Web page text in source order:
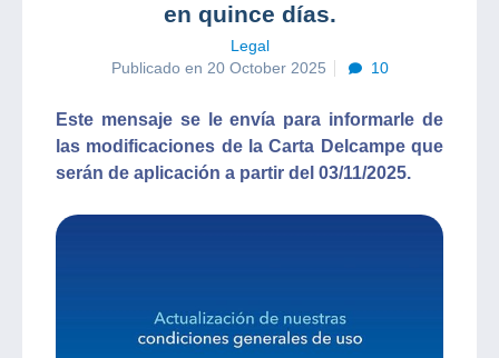
en quince días.
Legal
Publicado en 20 October 2025
10
Este mensaje se le envía para informarle de
las modificaciones de la Carta Delcampe que
serán de aplicación a partir del 03/11/2025.